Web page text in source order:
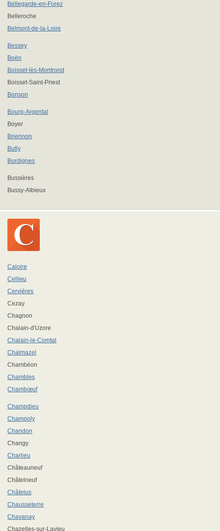
Bellegarde-en-Forez
Belleroche
Belmont-de-la-Loire
Bessey
Boën
Boisset-lès-Montrond
Boisset-Saint-Priest
Bonson
Bourg-Argental
Boyer
Briennon
Bully
Burdignes
Bussières
Bussy-Albieux
Caloire
Cellieu
Cervières
Cezay
Chagnon
Chalain-d'Uzore
Chalain-le-Comtal
Chalmazel
Chambéon
Chambles
Chambœuf
Champdieu
Champoly
Chandon
Changy
Charlieu
Châteauneuf
Châtelneuf
Châtelus
Chausseterre
Chavanay
Chazelles-sur-Lavieu